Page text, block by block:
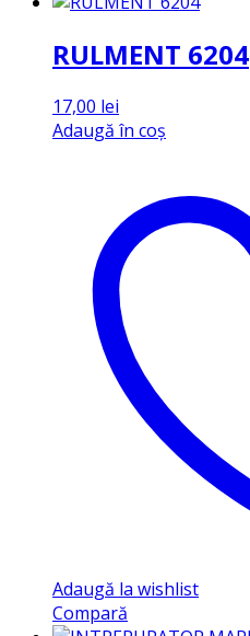
RULMENT 6204
17,00 lei
Adaugă în coș
Adaugă la wishlist
Compară